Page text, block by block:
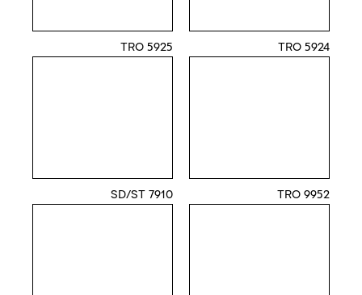
5924 TRO
5925 TRO
9952 TRO
7910 SD/ST